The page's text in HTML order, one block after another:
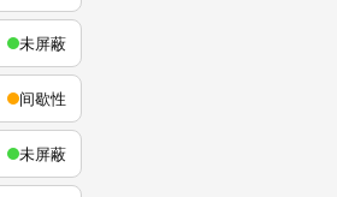
未屏蔽
间歇性
未屏蔽